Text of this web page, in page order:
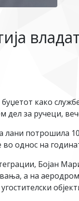
како
за ручеци,
потрошила
однос на
Бојан
а на